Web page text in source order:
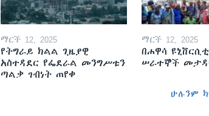
ማርች 12, 2025
የትግራይ ክልል ጊዜያዊ
አስተዳደር የፌደራል መንግሥቱን
ጣልቃ ገብነት ጠየቀ
ማርች 12, 2025
በሐዋሳ ዩኒቨርሲቲ
ሠራተኞች
ሁሉንም